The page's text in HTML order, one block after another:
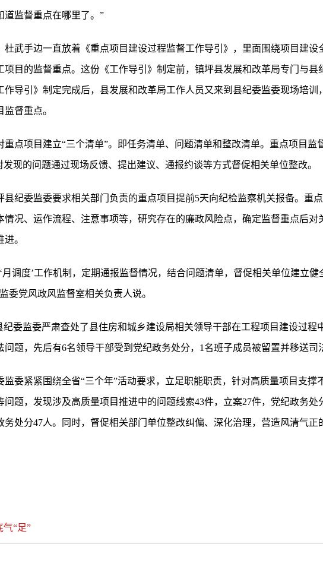
道监督重点在哪里了。”
杜武手边一直放着《重点项目建设过程监督工作导引》，里面围绕项目建设
项目的监督重点。这份《工作导引》制定前，镇坪县发展和改革局专门与县
作导引》制定完成后，县发展和改革局工作人员又来到县纪委监委现场培训
督重点。
重点项目建立“三个清单”。即任务清单、问题清单和整改清单。重点项目监
发现的问题通过现场反馈、提出建议、通报约谈等方式督促相关单位整改。
县纪委监委要求相关部门负责的重点项目提前5天向纪检监察机关报备。重
情况、运作流程、注意事项等，研究存在的廉政风险点，确定监督重点后对
。
月调度’工作机制，定期通报监督情况，结合问题清单，督促相关单位建立
委党风政风监督室相关负责人说。
纪委监委严肃查处了县住房和城乡建设局相关领导干部在工程项目建设过程
题，先后有6名领导干部受到党纪政务处分，1名班子成员被留置并移送司
监委紧紧围绕全省“三个年”活动要求，立足职能职责，针对高质量项目支撑
题，发现涉及高质量项目推进中的问题线索43件，立案27件，党纪政务处
务处分47人。同时，督促相关部门单位整改纠偏、深化治理，营造风清气正
“足”